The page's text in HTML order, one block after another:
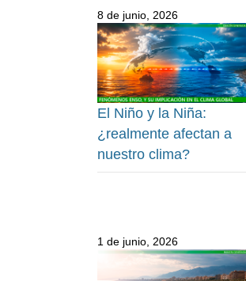
8 de junio, 2026
El Niño y la Niña:
¿realmente afectan a
nuestro clima?
1 de junio, 2026